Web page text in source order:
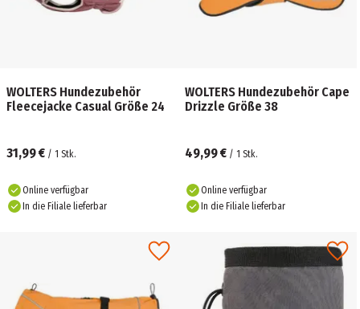
WOLTERS Hundezubehör
Fleecejacke Casual Größe 24
31,99 € / 1 Stk.
Online verfügbar
In die Filiale lieferbar
WOLTERS Hundezubehör Cape
Drizzle Größe 38
49,99 € / 1 Stk.
Online verfügbar
In die Filiale lieferbar